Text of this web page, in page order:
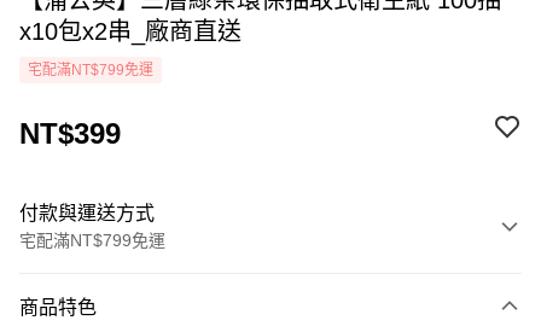
x10包x2串_廠商直送
宅配滿NT$799免運
NT$399
付款與運送方式
宅配滿NT$799免運
icash Pay
商品特色